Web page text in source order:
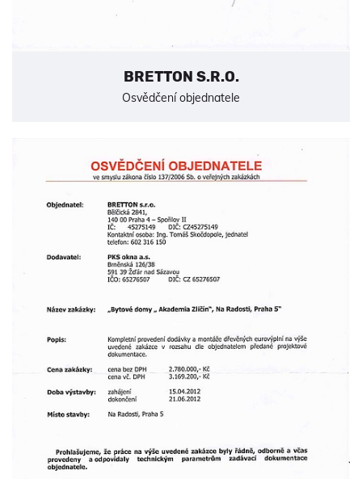
BRETTON S.R.O.
Osvědčení objednatele